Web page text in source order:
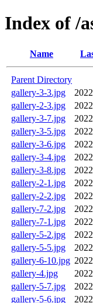
Index of /
Name
Parent Directory
gallery-3-3.jpg
gallery-2-3.jpg
gallery-3-7.jpg
gallery-3-5.jpg
gallery-3-6.jpg
gallery-3-4.jpg
gallery-3-8.jpg
gallery-2-1.jpg
gallery-2-2.jpg
gallery-7-2.jpg
gallery-7-1.jpg
gallery-5-2.jpg
gallery-5-5.jpg
gallery-6-10.jpg
gallery-4.jpg
gallery-5-7.jpg
gallery-5-6.jpg